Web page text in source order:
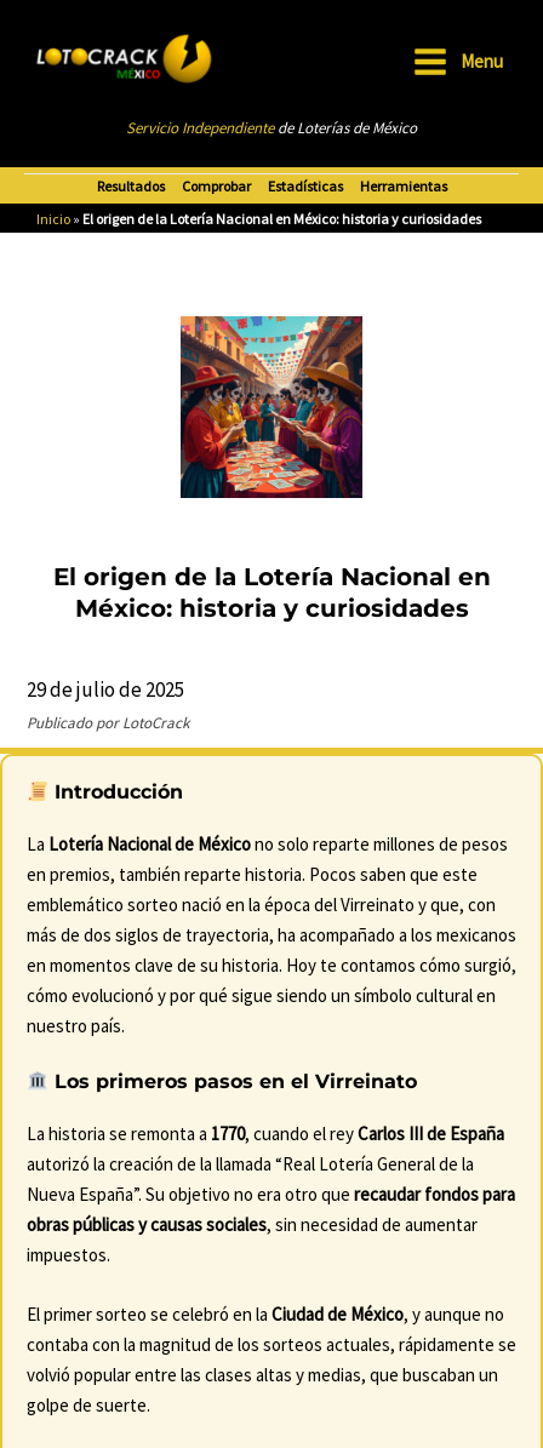
Main
Menu
Menu
Servicio Independientede Loterías de México
Resultados Comprobar Estadísticas
Herramientas
Inicio » El origen de la Lotería Nacional en México: historia y curiosidades
El origen de la Lotería Nacional en
México: historia y curiosidades
29 de julio de 2025
Publicado por LotoCrack
Introducción
La Lotería Nacional de Méxicono solo reparte millones de pesos
en premios, también reparte historia. Pocos saben que este
emblemático sorteo nació en la época del Virreinato y que, con
más de dos siglos de trayectoria, ha acompañado a los mexicanos
en momentos clave de su historia. Hoy te contamos cómo surgió,
cómo evolucionó y por qué sigue siendo un símbolo cultural en
nuestro país.
Los primeros pasos en el Virreinato
La historia se remonta a 1770, cuando el reyCarlos III de España
autorizó la creación de la llamada “Real Lotería General de la
Nueva España”. Su objetivo no era otro que recaudar fondos para
obras públicas y causas sociales, sin necesidad de aumentar
impuestos.
El primer sorteo se celebró en la Ciudad de México, y aunque no
contaba con la magnitud de los sorteos actuales, rápidamente se
volvió popular entre las clases altas y medias, que buscaban un
golpe de suerte.